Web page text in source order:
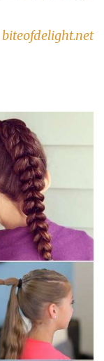
biteofdelight.net